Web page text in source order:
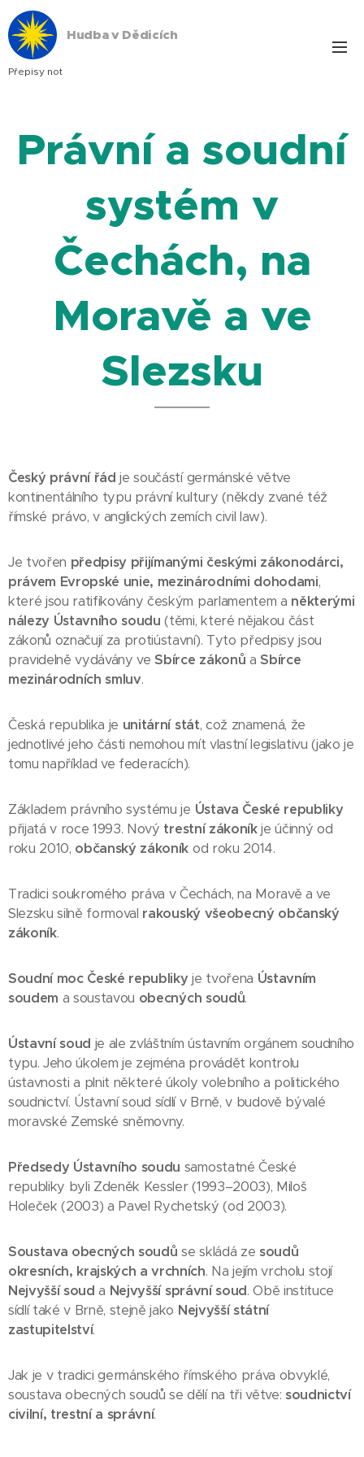
Hudba v Dědicích
Přepisy not
Právní a soudní
systém v
Čechách, na
Moravě a ve
Slezsku
Český právní řád je součástí germánské větve
kontinentálního typu právní kultury (někdy zvané též
římské právo, v anglických zemích civil law).
Je tvořen předpisy přijímanými českými zákonodárci,
právem Evropské unie, mezinárodními dohodami,
které jsou ratifikovány českým parlamentem a některými
nálezy Ústavního soudu (těmi, které nějakou část
zákonů označují za protiústavní). Tyto předpisy jsou
pravidelně vydávány ve Sbírce zákonů a Sbírce
mezinárodních smluv.
Česká republika je unitární stát, což znamená, že
jednotlivé jeho části nemohou mít vlastní legislativu (jako je
tomu například ve federacích).
Základem právního systému je Ústava České republiky
přijatá v roce 1993. Nový trestní zákoníkje účinný od
roku 2010, občanský zákoník od roku 2014.
Tradici soukromého práva v Čechách, na Moravě a ve
Slezsku silně formoval rakouský všeobecný občanský
zákoník.
Soudní moc České republiky je tvořena Ústavním
soudem a soustavou obecných soudů.
Ústavní soud je ale zvláštním ústavním orgánem soudního
typu. Jeho úkolem je zejména provádět kontrolu
ústavnosti a plnit některé úkoly volebního a politického
soudnictví. Ústavní soud sídlí v Brně, v budově bývalé
moravské Zemské sněmovny.
Předsedy Ústavního soudu samostatné České
republiky byli Zdeněk Kessler (1993–2003), Miloš
Holeček (2003) a Pavel Rychetský (od 2003).
Soustava obecných soudů se skládá ze soudů
okresních, krajských a vrchních. Na jejím vrcholu stojí
Nejvyšší soud a Nejvyšší správní soud. Obě instituce
sídlí také v Brně, stejně jako Nejvyšší státní
zastupitelství.
Jak je v tradici germánského římského práva obvyklé,
soustava obecných soudů se dělí na tři větve: soudnictví
civilní, trestní a správní.